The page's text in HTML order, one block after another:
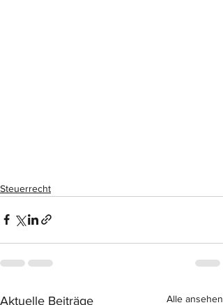
Steuerrecht
Aktuelle Beiträge Alle ansehen